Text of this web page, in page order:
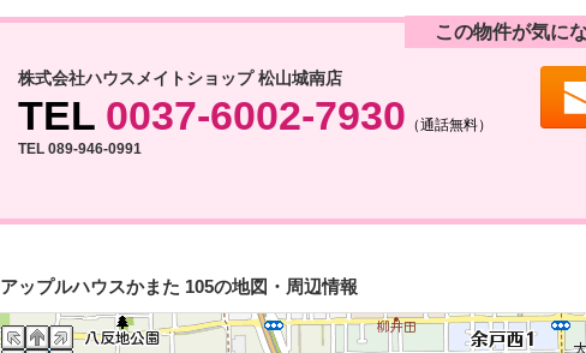
この物件が気に
株式会社ハウスメイトショップ 松山城南店
TEL 0037-6002-7930 （通話無料）
TEL 089-946-0991
アップルハウスかまた 105の地図・周辺情報